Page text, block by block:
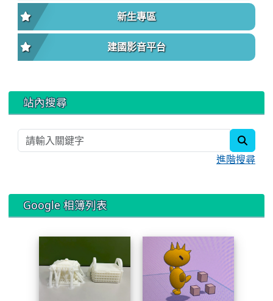
新生專區
建國影音平台
站內搜尋
進階搜尋
Google 相簿列表
114科技教育(作品) 六年級